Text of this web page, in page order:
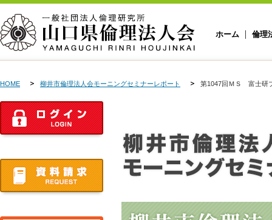
ホーム 倫理
HOME 柳井市倫理法人会モーニングセミナーレポート 第1047回ＭＳ 富士